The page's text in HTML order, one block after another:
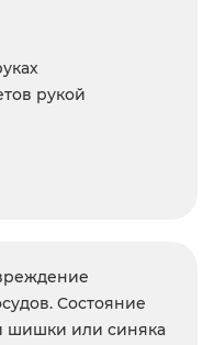
рукой
Состояние
шишки или синяка